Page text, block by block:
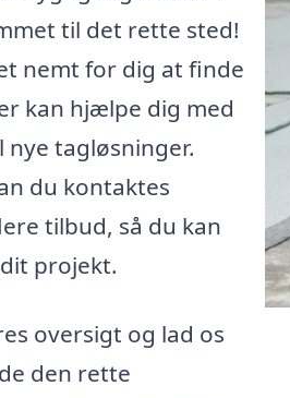
til det rette sted!
nemt for dig at finde
kan hjælpe dig med
tagløsninger.
du kontaktes
tilbud, så du kan
projekt.
oversigt og lad os
den rette